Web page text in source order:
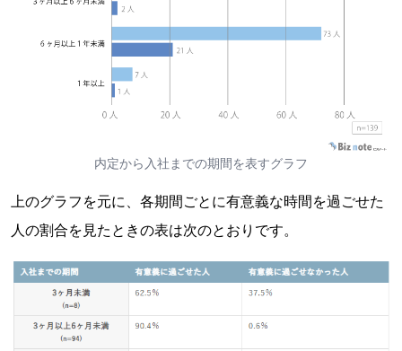
内定から入社までの期間を表すグラフ
上のグラフを元に、各期間ごとに有意義な時間を過ごせた
人の割合を見たときの表は次のとおりです。